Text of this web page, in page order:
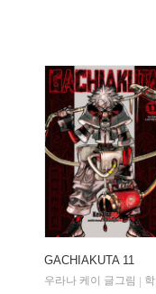
GACHIAKUTA 11
우라나 케이 글그림
학산문화사